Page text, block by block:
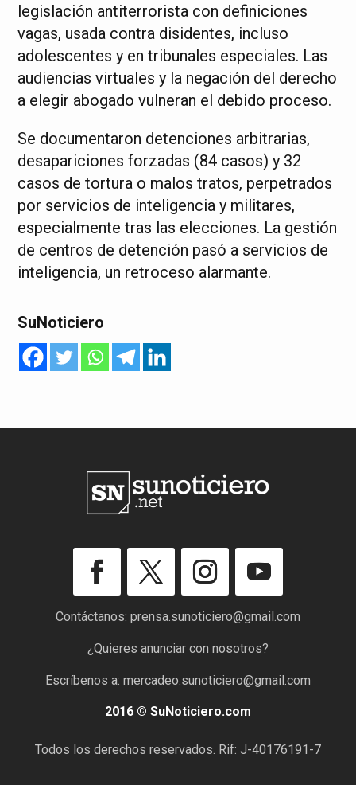
legislación antiterrorista con definiciones
vagas, usada contra disidentes, incluso
adolescentes y en tribunales especiales. Las
audiencias virtuales y la negación del derecho
a elegir abogado vulneran el debido proceso.
Se documentaron detenciones arbitrarias,
desapariciones forzadas (84 casos) y 32
casos de tortura o malos tratos, perpetrados
por servicios de inteligencia y militares,
especialmente tras las elecciones. La gestión
de centros de detención pasó a servicios de
inteligencia, un retroceso alarmante.
SuNoticiero
Contáctanos: prensa.sunoticiero@gmail.com
¿Quieres anunciar con nosotros?
Escríbenos a: mercadeo.sunoticiero@gmail.com
2016 © SuNoticiero.com
Todos los derechos reservados. Rif: J-40176191-7